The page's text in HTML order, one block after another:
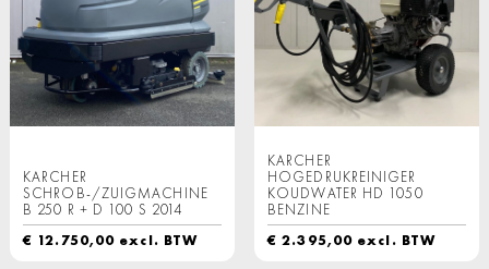
KARCHER
SCHROB-/ZUIGMACHINE
B 250 R + D 100 S 2014
€ 12.750,00 excl. BTW
KARCHER
HOGEDRUKREINIGER
KOUDWATER HD 1050
BENZINE
€ 2.395,00 excl. BTW